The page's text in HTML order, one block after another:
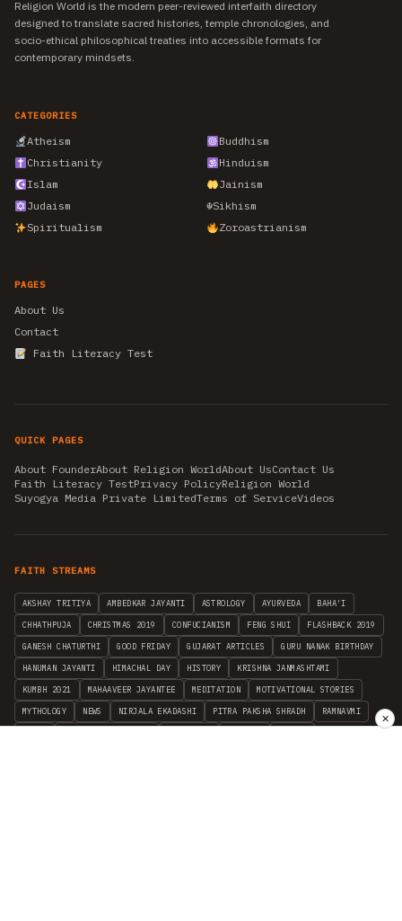
Religion World is the modern peer-reviewed interfaith directory
designed to translate sacred histories, temple chronologies, and
socio-ethical philosophical treaties into accessible formats for
contemporary mindsets.
CATEGORIES
Atheism
Buddhism
Christianity
Hinduism
Islam
Jainism
Judaism
☬Sikhism
Spiritualism
Zoroastrianism
PAGES
About Us
Contact
Faith Literacy Test
QUICK PAGES
About FounderAbout Religion WorldAbout UsContact Us
Faith Literacy TestPrivacy PolicyReligion World
Suyogya Media Private LimitedTerms of ServiceVideos
FAITH STREAMS
AKSHAY TRITIYA AMBEDKAR JAYANTI ASTROLOGY AYURVEDA BAHA'I
CHHATHPUJA CHRISTMAS 2019 CONFUCIANISM FENG SHUI FLASHBACK 2019
GANESH CHATURTHI GOOD FRIDAY GUJARAT ARTICLES GURU NANAK BIRTHDAY
HANUMAN JAYANTI HIMACHAL DAY HISTORY KRISHNA JANMASHTAMI
KUMBH 2021 MAHAAVEER JAYANTEE MEDITATION MOTIVATIONAL STORIES
MYTHOLOGY NEWS NIRJALA EKADASHI PITRA PAKSHA SHRADH RAMNAVMI
✕